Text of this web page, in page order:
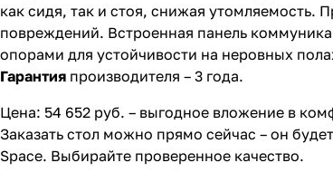
как сидя, так и стоя, снижая
повреждений. Встроенная панель
опорами для устойчивости на неровных
Гарантия производителя – 3 года.
Цена: 54 652 руб. – выгодное вложение в
Заказать стол можно прямо сейчас – он
Space. Выбирайте проверенное качество.